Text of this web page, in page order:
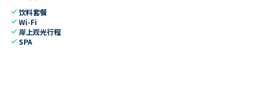
check饮料套餐
checkWi-Fi
check 岸上观光行程
checkSPA